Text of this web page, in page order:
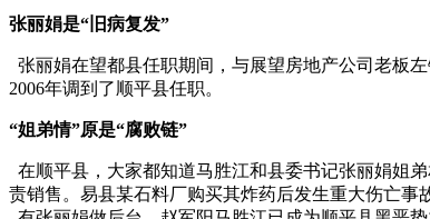
张丽娟是“旧病复发”
张丽娟在望都县任职期间，与展望房地产公司老板
2006年调到了顺平县任职。
“姐弟情”原是“腐败链”
在顺平县，大家都知道马胜江和县委书记张丽娟姐
责销售。易县某石料厂购买其炸药后发生重大伤亡事